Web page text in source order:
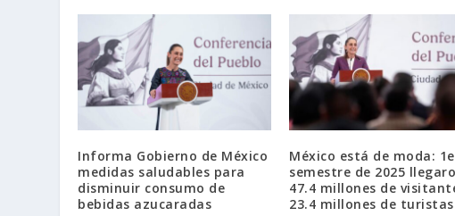
Informa Gobierno de México
medidas saludables para
disminuir consumo de
bebidas azucaradas
México está de moda:
semestre de 2025
47.4 millones de
23.4 millones de turistas